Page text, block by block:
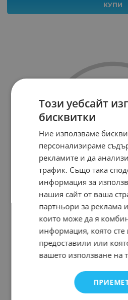
КУПИ
ПРЕДПАЗИТЕЛ
1.200*€ 1.10 €
Този уебсайт
бисквитки
Ние използваме
персонализираме
рекламите и да
трафик. Също така
информация за
нашия сайт от ваша
партньори за реклама
които може да я
информация, която сте
предоставили или
вашето използване на